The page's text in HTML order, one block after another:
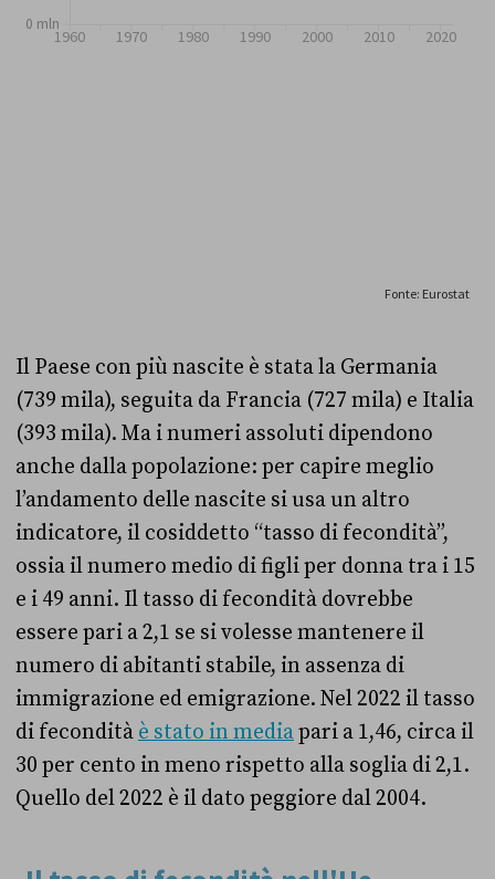
Il Paese con più nascite è stata la Germania
(739 mila), seguita da Francia (727 mila) e Italia
(393 mila). Ma i numeri assoluti dipendono
anche dalla popolazione: per capire meglio
l’andamento delle nascite si usa un altro
indicatore, il cosiddetto “tasso di fecondità”,
ossia il numero medio di figli per donna tra i 15
e i 49 anni. Il tasso di fecondità dovrebbe
essere pari a 2,1 se si volesse mantenere il
numero di abitanti stabile, in assenza di
immigrazione ed emigrazione. Nel 2022 il tasso
di fecondità è stato in mediapari a 1,46, circa il
30 per cento in meno rispetto alla soglia di 2,1.
Quello del 2022 è il dato peggiore dal 2004.